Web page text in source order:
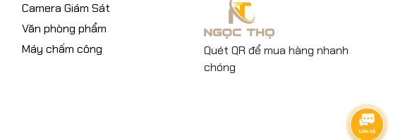
Camera Giám Sát
Văn phòng phẩm
Máy chấm công
Quét QR để mua hàng nhanh
chóng